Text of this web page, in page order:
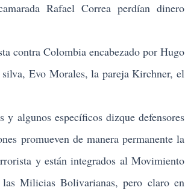
Rafael Correa perdían dinero
contra Colombia encabezado por Hugo
Evo Morales, la pareja Kirchner, el
y algunos específicos dizque defensores
promueven de manera permanente la
y están integrados al Movimiento
Milicias Bolivarianas, pero claro en